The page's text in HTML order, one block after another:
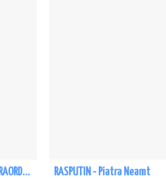
REGAL VIENEZ – CONCERT EXTRAORDINAR DE CRACIUN - Piatra Neamt RASPUTIN - Piatra Neamt